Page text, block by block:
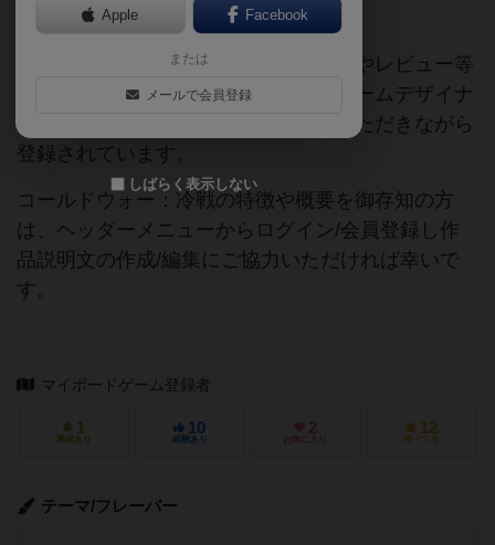
ご協力ください
当サイトに掲載されている作品説明文やレビュー等
の情報は、ボドゲーマ運営事務局・ゲームデザイナ
ーご本人様・有志の皆様にご協力をいただきながら
登録されています。
コールドウォー：冷戦の特徴や概要を御存知の方
は、ヘッダーメニューからログイン/会員登録し作
品説明文の作成/編集にご協力いただければ幸いで
す。
マイボードゲーム登録者
1
興味あり
10
経験あり
2
お気に入り
12
持ってる
テーマ/フレーバー
Apple Facebook
または
メールで会員登録
しばらく表示しない